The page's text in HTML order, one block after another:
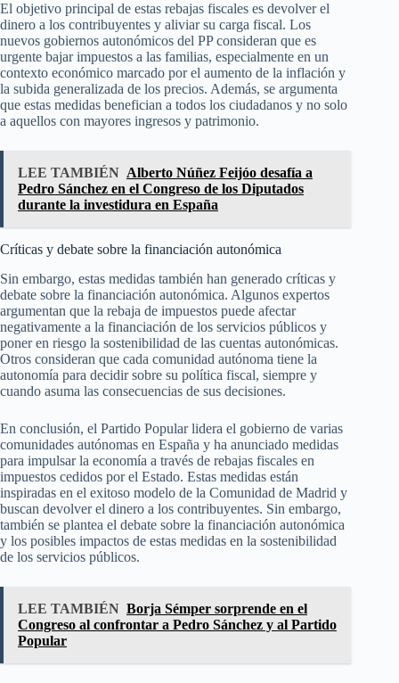
El objetivo principal de estas rebajas fiscales es devolver el
dinero a los contribuyentes y aliviar su carga fiscal. Los
nuevos gobiernos autonómicos del PP consideran que es
urgente bajar impuestos a las familias, especialmente en un
contexto económico marcado por el aumento de la inflación y
la subida generalizada de los precios. Además, se argumenta
que estas medidas benefician a todos los ciudadanos y no solo
a aquellos con mayores ingresos y patrimonio.
LEE TAMBIÉN Alberto Núñez Feijóo desafía a
Pedro Sánchez en el Congreso de los Diputados
durante la investidura en España
Críticas y debate sobre la financiación autonómica
Sin embargo, estas medidas también han generado críticas y
debate sobre la financiación autonómica. Algunos expertos
argumentan que la rebaja de impuestos puede afectar
negativamente a la financiación de los servicios públicos y
poner en riesgo la sostenibilidad de las cuentas autonómicas.
Otros consideran que cada comunidad autónoma tiene la
autonomía para decidir sobre su política fiscal, siempre y
cuando asuma las consecuencias de sus decisiones.
En conclusión, el Partido Popular lidera el gobierno de varias
comunidades autónomas en España y ha anunciado medidas
para impulsar la economía a través de rebajas fiscales en
impuestos cedidos por el Estado. Estas medidas están
inspiradas en el exitoso modelo de la Comunidad de Madrid y
buscan devolver el dinero a los contribuyentes. Sin embargo,
también se plantea el debate sobre la financiación autonómica
y los posibles impactos de estas medidas en la sostenibilidad
de los servicios públicos.
LEE TAMBIÉN Borja Sémper sorprende en el
Congreso al confrontar a Pedro Sánchez y al Partido
Popular